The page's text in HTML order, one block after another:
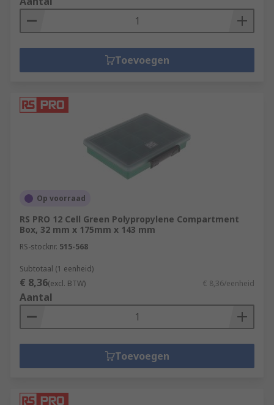
Toevoegen
Op voorraad
RS PRO 12 Cell Green Polypropylene Compartment
Box, 32 mm x 175mm x 143 mm
RS-stocknr. 515-568
Subtotaal (1 eenheid)
€ 8,36(excl. BTW) € 8,36/eenheid
Aantal
Toevoegen